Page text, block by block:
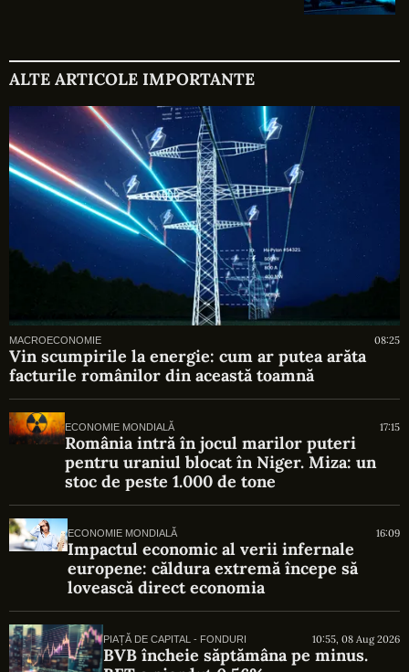
ALTE ARTICOLE IMPORTANTE
MACROECONOMIE 08:25
Vin scumpirile la energie: cum ar putea arăta
facturile românilor din această toamnă
ECONOMIE MONDIALĂ 17:15
România intră în jocul marilor puteri
pentru uraniul blocat în Niger. Miza: un
stoc de peste 1.000 de tone
ECONOMIE MONDIALĂ 16:09
Impactul economic al verii infernale
europene: căldura extremă începe să
lovească direct economia
PIAȚĂ DE CAPITAL - FONDURI 10:55, 08 Aug 2026
BVB încheie săptămâna pe minus.